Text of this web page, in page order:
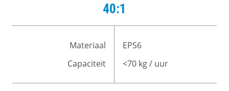
40:1
Materiaal
Capaciteit
EPS6
<70 kg / uur